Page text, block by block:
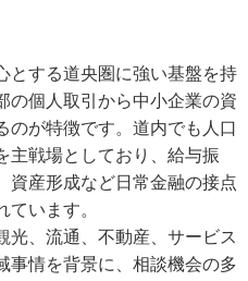
とする道央圏に強い基盤を持
の個人取引から中小企業の資
のが特徴です。道内でも人口
主戦場としており、給与振
資産形成など日常金融の接点
います。
光、流通、不動産、サービス
事情を背景に、相談機会の多